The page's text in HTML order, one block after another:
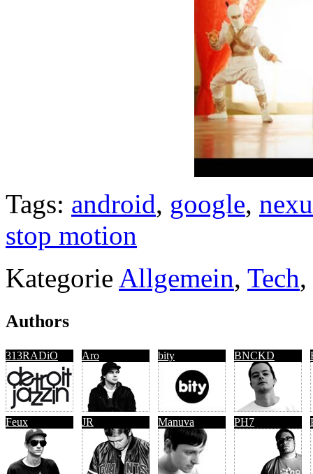
Tags: android, google,
stop motion
Kategorie Allgemein, Tech,
Authors
313RADiO Aro bity BNCKD
Feux JR Manuva PH7